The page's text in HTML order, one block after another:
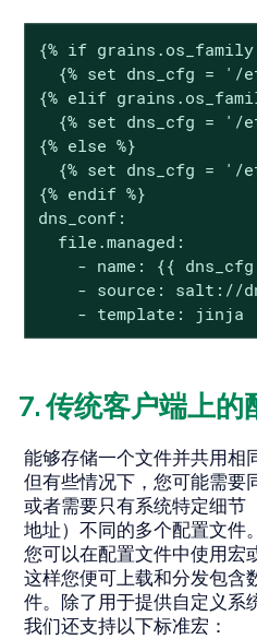
{% if grains.os_family
{% set dns_cfg = '/
{% elif
{% set dns_cfg = '/
{% else %}
{% set dns_cfg = '/
{% endif %}
dns_conf:
  file.managed:
- name: {{ dns_cfg
- source: salt://
    - template: jinja
7. 传统客户端上的
能够存储一个文件并共用相
但有些情况下，您可能需要
或者需要只有系统特定细节
地址）不同的多个配置文件
您可以在配置文件中使用宏
这样您便可上载和分发包含
件。除了用于提供自定义系
我们还支持以下标准宏：